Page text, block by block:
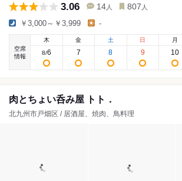
3.06 14 人 807 人
￥3,000～￥3,999 -
空席
情報
木
8/6
金
7
土
8
日
9
月
10
肉とちょい呑み屋 トト．
北九州市戸畑区 / 居酒屋、焼肉、鳥料理